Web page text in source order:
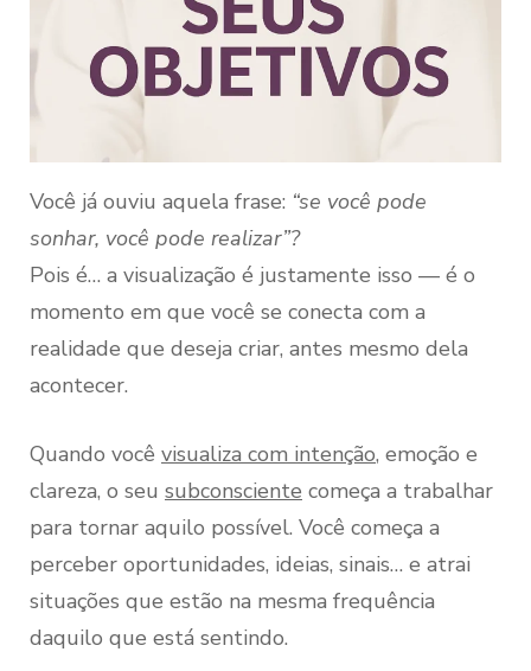
Você já ouviu aquela frase: “se você pode
sonhar, você pode realizar”?
Pois é… a visualização é justamente isso — é o
momento em que você se conecta com a
realidade que deseja criar, antes mesmo dela
acontecer.
Quando você visualiza com intenção, emoção e
clareza, o seu subconsciente começa a trabalhar
para tornar aquilo possível. Você começa a
perceber oportunidades, ideias, sinais… e atrai
situações que estão na mesma frequência
daquilo que está sentindo.